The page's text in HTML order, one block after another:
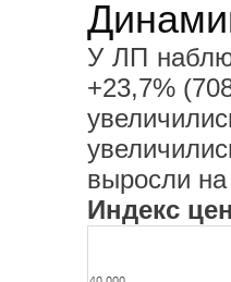
У ЛП
+23,7%
выросли
Индекс цен